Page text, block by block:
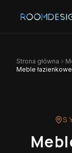
Strona główna
Meble